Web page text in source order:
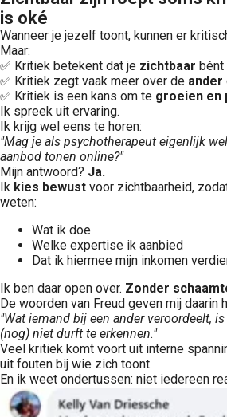
is oké
Wanneer je jezelf toont, kunnen er
Maar:
✅ Kritiek betekent dat je zichtbaar bént
✅ Kritiek zegt vaak meer over de ander
✅ Kritiek is een kans om te groeien en
Ik spreek uit ervaring.
Ik krijg wel eens te horen:
"Mag je als psychotherapeut eigenlijk
aanbod tonen online?"
Mijn antwoord? Ja.
Ik kies bewust voor zichtbaarheid,
weten:
Wat ik doe
Welke expertise ik aanbied
Dat ik hiermee mijn inkomen
Ik ben daar open over. Zonder
De woorden van Freud geven mij daarin
"Wat iemand bij een ander veroordeelt,
(nog) niet durft te erkennen."
Veel kritiek komt voort uit interne
uit fouten bij wie zich toont.
En ik weet ondertussen: niet iedereen